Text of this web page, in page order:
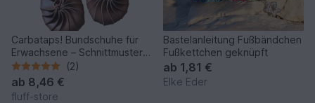
Carbataps! Bundschuhe für
Erwachsene – Schnittmuster
Gr. 35-50
(2)
ab 8,46 €
fluff-store
Bastelanleitung Fußbändchen
Fußkettchen geknüpft
ab 1,81 €
Elke Eder